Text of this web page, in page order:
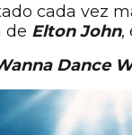
cada vez
de Elton John,
Dance